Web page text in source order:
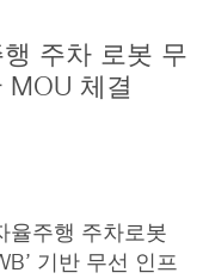
주차 로봇 무
MOU 체결
율주행 주차로봇
기반 무선 인프